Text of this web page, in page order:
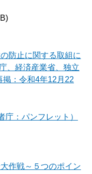
防止に関する取組に
、経済産業省、独立
：令和4年12月22
：パンフレット）
作戦～５つのポイン